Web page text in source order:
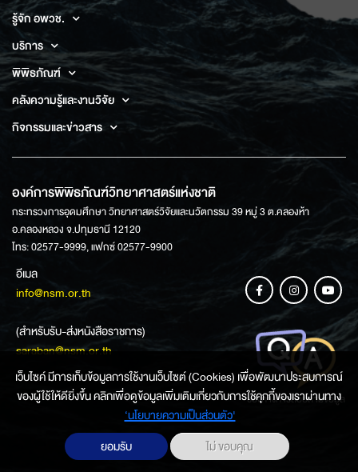
รู้จัก อพวช.
บริการ
พิพิธภัณฑ์
คลังความรู้และงานวิจัย
กิจกรรมและข่าวสาร
องค์การพิพิธภัณฑ์วิทยาศาสตร์แห่งชาติ
กระทรวงการอุดมศึกษา วิทยาศาสตร์วิจัยและนวัตกรรม 39 หมู่ 3 ต.คลองห้า
อ.คลองหลวง จ.ปทุมธานี 12120
โทร: 02577-9999, แฟกซ์ 02577-9900
อีเมล
info@nsm.or.th
(สำหรับรับ-ส่งหนังสือราชการ)
saraban@nsm.or.th
ช่องทางการสอบถามข้อมูล
เว็บไซค์ มีการเก็บข้อมูลการใช้งานเว็บไซต์ (Cookies) เพื่อพัฒนาประสบการณ์
ของผู้ใช้ให้ดียิ่งขึ้น คลิกเพื่อดูข้อมูลเพิ่มเติมเกี่ยวกับการใช้คุกกี้ของเราผ่านทาง
‘นโยบายความเป็นส่วนตัว'
ยอมรับ
ไม่ ขอบคุณ